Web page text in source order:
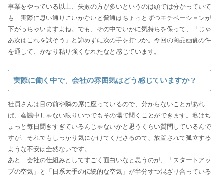
事業をやっている以上、失敗の方が多いというのは頭では分かっていて
も、実際に思い通りにいかないと普通はちょっとずつモチベーションが
下がっちゃいますよね。でも、その中でいかに気持ちを保って、「じゃ
あ次はこれを試そう」と諦めずに次の手を打つか。今回の商品画像の件
を通して、かなり粘り強くなれたなと感じています。
実際に働く中で、会社の雰囲気はどう感じていますか？
社員さんは目の前や隣の席に座っているので、分からないことがあれ
ば、会議中じゃない限りいつでもその場で聞くことができます。私はち
ょっと毎日聞きすぎているんじゃないかと思うくらい質問しているんで
すが、それでもしっかり気にかけてくださるので、放置されて孤立する
ような不安は全然ないです。
あと、会社の仕組みとしてすごく面白いなと思うのが、「スタートアッ
プの空気」と「日系大手の伝統的な空気」が半分ずつ混ざり合っている